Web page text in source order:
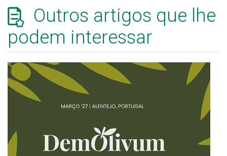
Outros artigos que lhe
podem interessar